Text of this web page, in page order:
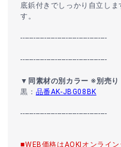
底鋲付きでしっかり自立し
す。
----------------------------------------
----------------------------------------
▼同素材の別カラー ※別売り
黒： 品番AK-JBG08BK
----------------------------------------
■WEB価格はAOKIオンライ